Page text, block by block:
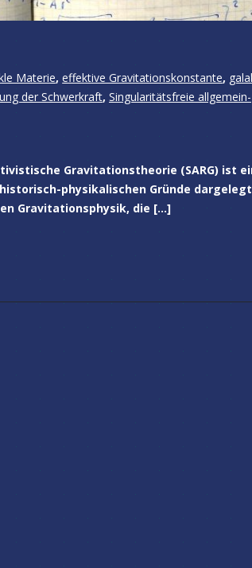
Materie,effektive Gravitationskonstante,
der Schwerkraft, Singularitätsfreie allgemein-
Gravitationstheorie (SARG) ist
physikalischen Gründe
Gravitationsphysik, die […]